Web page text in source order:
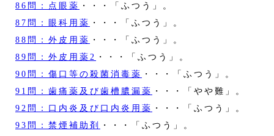
86問：点眼薬 ・・・「ふつう」。
87問：眼科用薬 ・・・「ふつう」。
88問：外皮用薬 ・・・「ふつう」。
89問：外皮用薬2 ・・・「ふつう」。
90問：傷口等の殺菌消毒薬 ・・・「ふつう」。
91問：歯痛薬及び歯槽膿漏薬 ・・・「やや難」。
92問：口内炎及び口内炎用薬 ・・・「ふつう」。
93問：禁煙補助剤
・・・「ふつう」。